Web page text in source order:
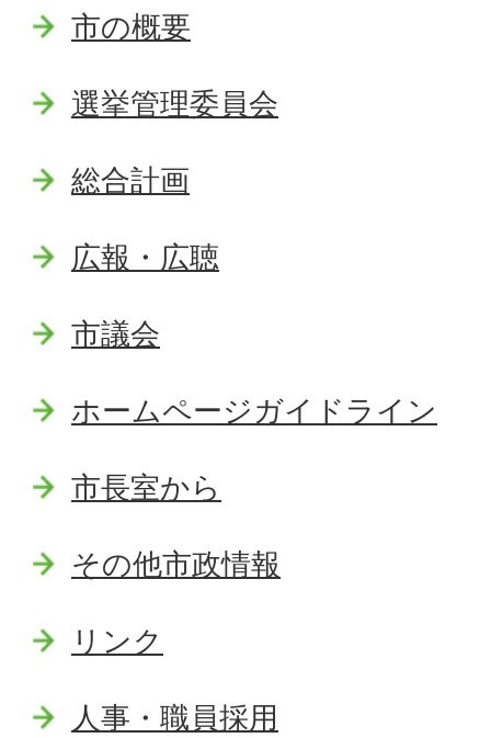
市の概要
選挙管理委員会
総合計画
広報・広聴
市議会
ホームページガイドライン
市長室から
その他市政情報
リンク
人事・職員採用